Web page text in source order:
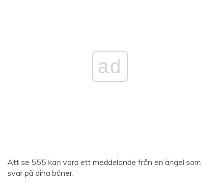
ad
Att se 555 kan vara ett meddelande från en ängel som
svar på dina böner.